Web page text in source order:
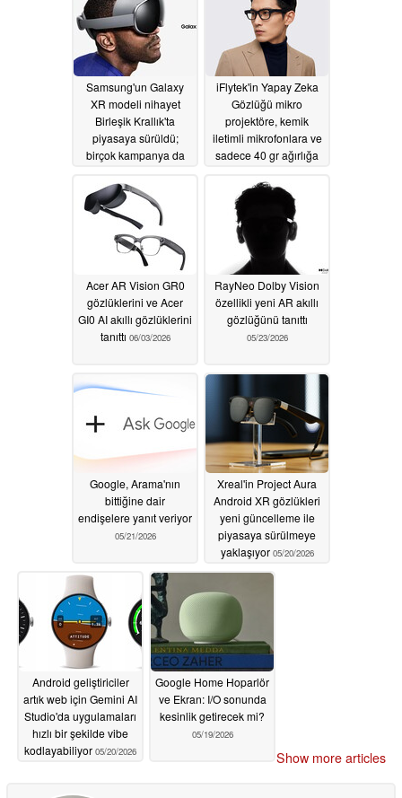
Samsung'un Galaxy
XR modeli nihayet
Birleşik Krallık'ta
piyasaya sürüldü;
birçok kampanya da
iFlytek'in Yapay Zeka
Gözlüğü mikro
projektöre, kemik
iletimli mikrofonlara ve
sadece 40 gr ağırlığa
Acer AR Vision GR0
gözlüklerini ve Acer
GI0 AI akıllı gözlüklerini
tanıttı 06/03/2026
RayNeo Dolby Vision
özellikli yeni AR akıllı
gözlüğünü tanıttı
05/23/2026
Google, Arama'nın
bittiğine dair
endişelere yanıt veriyor
05/21/2026
Xreal'in Project Aura
Android XR gözlükleri
yeni güncelleme ile
piyasaya sürülmeye
yaklaşıyor 05/20/2026
Android geliştiriciler
artık web için Gemini AI
Studio'da uygulamaları
hızlı bir şekilde vibe
kodlayabiliyor 05/20/2026
Google Home Hoparlör
ve Ekran: I/O sonunda
kesinlik getirecek mi?
05/19/2026
Show more articles